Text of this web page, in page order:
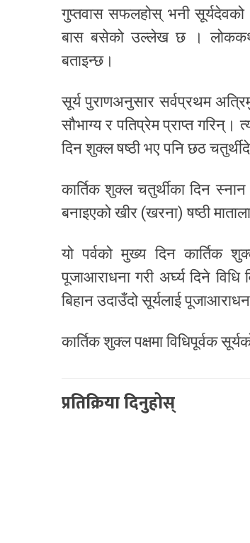
गुप्तवास सफलहोस् भनी सूर्यदेवको
बास बसेको उल्लेख छ । लोककथन
बताइन्छ।
​सूर्य पुराणअनुसार सर्वप्रथम
सौभाग्य र पतिप्रेम प्राप्त
दिन शुक्ल षष्ठी भए पनि छठ
​कार्तिक शुक्ल चतुर्थीका दिन
बनाइएको खीर (खरना) षष्ठी
यो पर्वको मुख्य दिन कार्तिक
पूजाआराधना गरी अर्घ्य दिने
बिहान उदाउँदो सूर्यलाई
कार्तिक शुक्ल पक्षमा विधिपूर्वक
प्रतिक्रिया दिनुहोस्